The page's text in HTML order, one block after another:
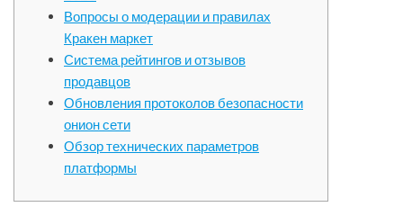
Вопросы о модерации и правилах
Кракен маркет
Система рейтингов и отзывов
продавцов
Обновления протоколов безопасности
онион сети
Обзор технических параметров
платформы